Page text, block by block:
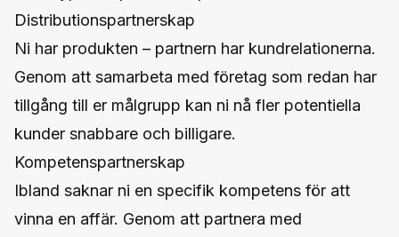
Distributionspartnerskap
Ni har produkten – partnern har kundrelationerna.
Genom att samarbeta med företag som redan har
tillgång till er målgrupp kan ni nå fler potentiella
kunder snabbare och billigare.
Kompetenspartnerskap
Ibland saknar ni en specifik kompetens för att
vinna en affär. Genom att partnera med